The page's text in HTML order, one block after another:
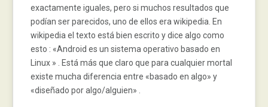
exactamente iguales, pero si muchos resultados que
podían ser parecidos, uno de ellos era wikipedia. En
wikipedia el texto está bien escrito y dice algo como
esto : «Android es un sistema operativo basado en
Linux » . Está más que claro que para cualquier mortal
existe mucha diferencia entre «basado en algo» y
«diseñado por algo/alguien» .